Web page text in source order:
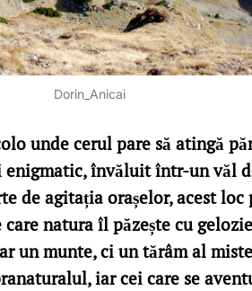
Dorin_Anicai
unde cerul pare să atingă
enigmatic, învăluit într-un văl
de agitația orașelor, acest loc
natura îl păzește cu
un munte, ci un tărâm al
iar cei care se